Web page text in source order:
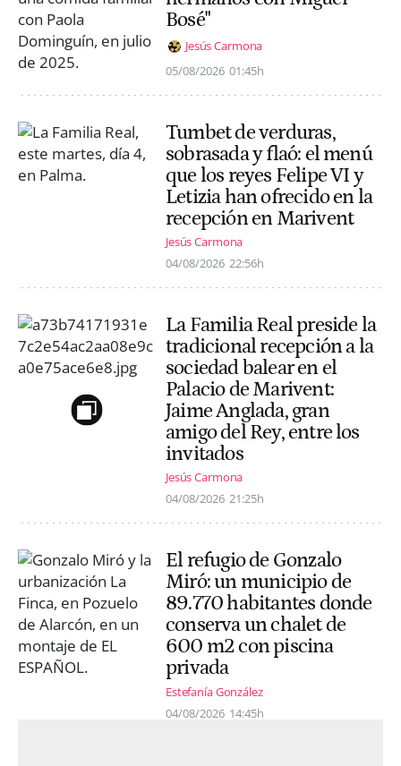
Bosé"
Jesús Carmona
05/08/2026 01:45h
Tumbet de verduras,
sobrasada y flaó: el menú
que los reyes Felipe VI y
Letizia han ofrecido en la
recepción en Marivent
Jesús Carmona
04/08/2026 22:56h
La Familia Real preside la
tradicional recepción a la
sociedad balear en el
Palacio de Marivent:
Jaime Anglada, gran
amigo del Rey, entre los
invitados
Jesús Carmona
04/08/2026 21:25h
El refugio de Gonzalo
Miró: un municipio de
89.770 habitantes donde
conserva un chalet de
600 m2 con piscina
privada
Estefanía González
04/08/2026 14:45h